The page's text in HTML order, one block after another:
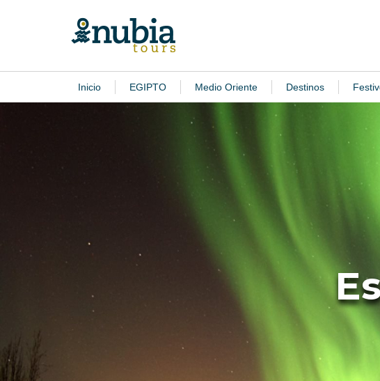
Inicio EGIPTO Medio Oriente Destinos